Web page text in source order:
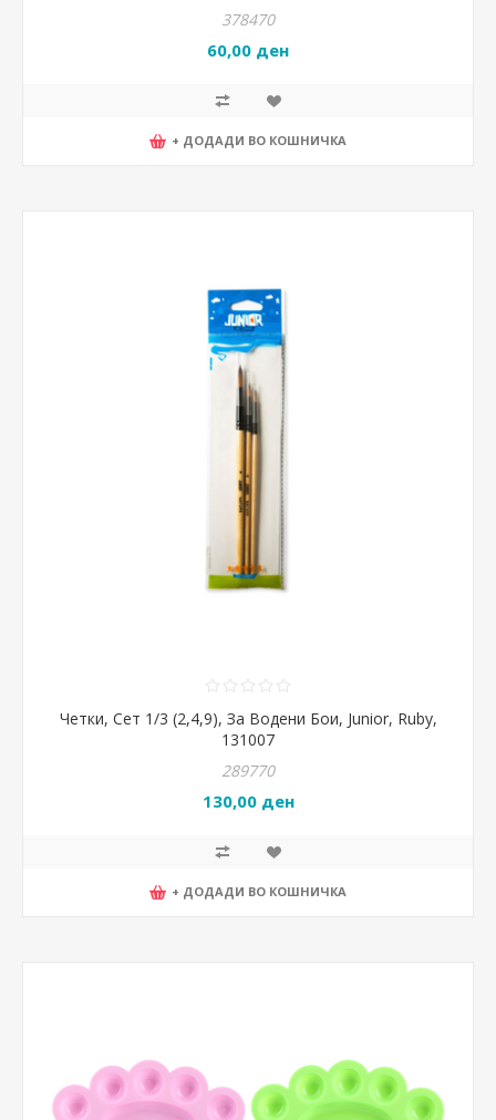
378470
60,00 ден
+ ДОДАДИ ВО КОШНИЧКА
Четки, Сет 1/3 (2,4,9), За Водени Бои, Junior, Ruby,
131007
289770
130,00 ден
+ ДОДАДИ ВО КОШНИЧКА